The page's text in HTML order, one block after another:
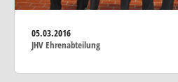
05.03.2016
JHV Ehrenabteilung